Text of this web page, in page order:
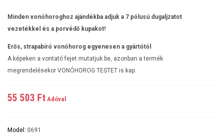
Minden vonóhoroghoz ajándékba adjuk a 7 pólusú dugaljzatot
vezetékkel és a porvédő kupakot!
Erős, strapabíró vonóhorog egyenesen a gyártótól
A képeken a vontató fejet mutatjuk be, azonban a termék
megrendelésekor VONÓHOROG TESTET is kap.
55 503 Ft‎ Adóval
Model: 0691